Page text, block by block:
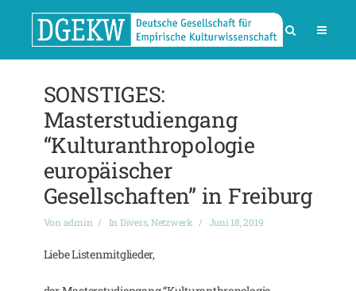
SONSTIGES:
Masterstudiengang
“Kulturanthropologie
europäischer
Gesellschaften” in Freiburg
Von admin In Divers,Netzwerk Juni 18, 2019
Liebe Listenmitglieder,